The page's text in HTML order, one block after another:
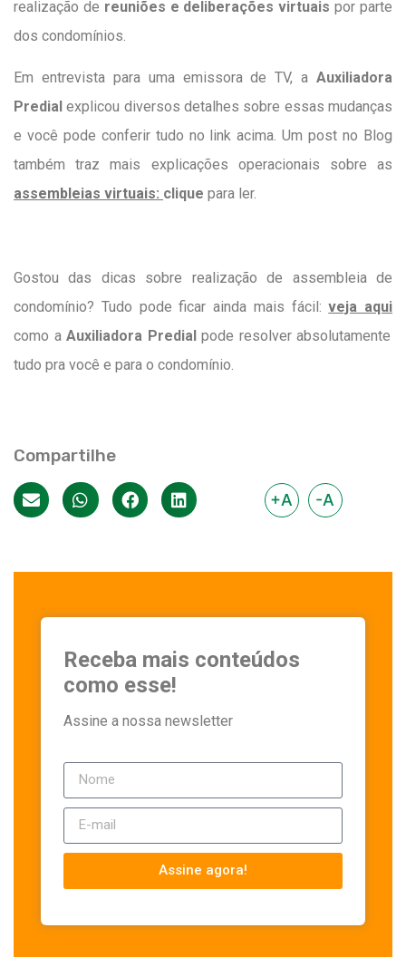
realização de reuniões e deliberações virtuais por parte
dos condomínios.
Em entrevista para uma emissora de TV, a Auxiliadora
Predial explicou diversos detalhes sobre essas mudanças
e você pode conferir tudo no link acima. Um post no Blog
também traz mais explicações operacionais sobre as
assembleias virtuais: clique para ler.
Gostou das dicas sobre realização de assembleia de
condomínio? Tudo pode ficar ainda mais fácil:veja aqui
como aAuxiliadora Predialpode resolver absolutamente
tudo pra você e para o condomínio.
Compartilhe
+A -A
Receba mais conteúdos
como esse!
Assine a nossa newsletter
Assine agora!